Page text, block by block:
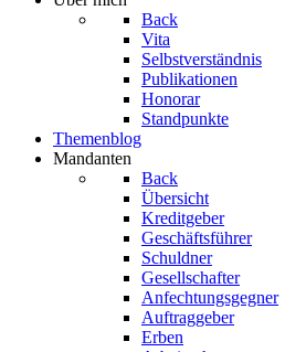
Back
Vita
Selbstverständnis
Publikationen
Honorar
Standpunkte
Themenblog
Mandanten
Back
Übersicht
Kreditgeber
Geschäftsführer
Schuldner
Gesellschafter
Anfechtungsgegner
Auftraggeber
Erben